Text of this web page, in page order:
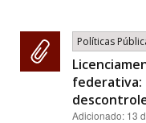
Políticas
federativa:
Adicionado: 13